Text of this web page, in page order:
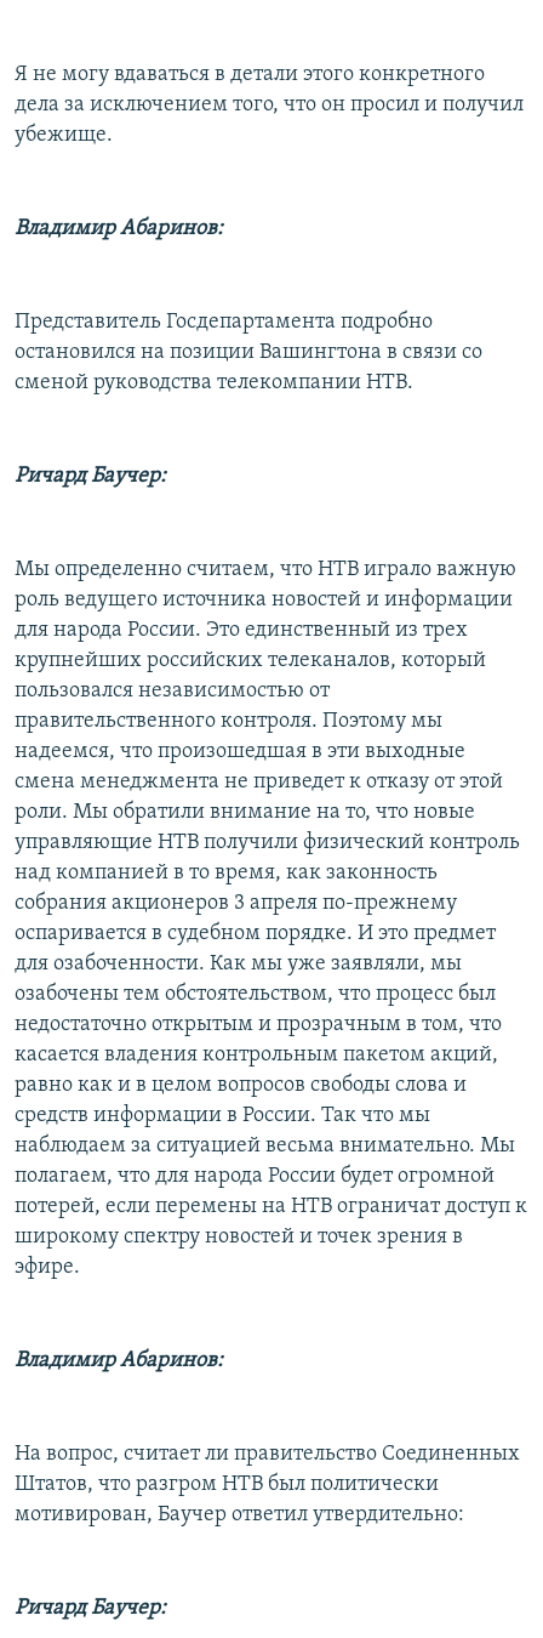
Я не могу вдаваться в детали этого конкретного
дела за исключением того, что он просил и получил
убежище.
Владимир Абаринов:
Представитель Госдепартамента подробно
остановился на позиции Вашингтона в связи со
сменой руководства телекомпании НТВ.
Ричард Баучер:
Мы определенно считаем, что НТВ играло важную
роль ведущего источника новостей и информации
для народа России. Это единственный из трех
крупнейших российских телеканалов, который
пользовался независимостью от
правительственного контроля. Поэтому мы
надеемся, что произошедшая в эти выходные
смена менеджмента не приведет к отказу от этой
роли. Мы обратили внимание на то, что новые
управляющие НТВ получили физический контроль
над компанией в то время, как законность
собрания акционеров 3 апреля по-прежнему
оспаривается в судебном порядке. И это предмет
для озабоченности. Как мы уже заявляли, мы
озабочены тем обстоятельством, что процесс был
недостаточно открытым и прозрачным в том, что
касается владения контрольным пакетом акций,
равно как и в целом вопросов свободы слова и
средств информации в России. Так что мы
наблюдаем за ситуацией весьма внимательно. Мы
полагаем, что для народа России будет огромной
потерей, если перемены на НТВ ограничат доступ к
широкому спектру новостей и точек зрения в
эфире.
Владимир Абаринов:
На вопрос, считает ли правительство Соединенных
Штатов, что разгром НТВ был политически
мотивирован, Баучер ответил утвердительно:
Ричард Баучер: